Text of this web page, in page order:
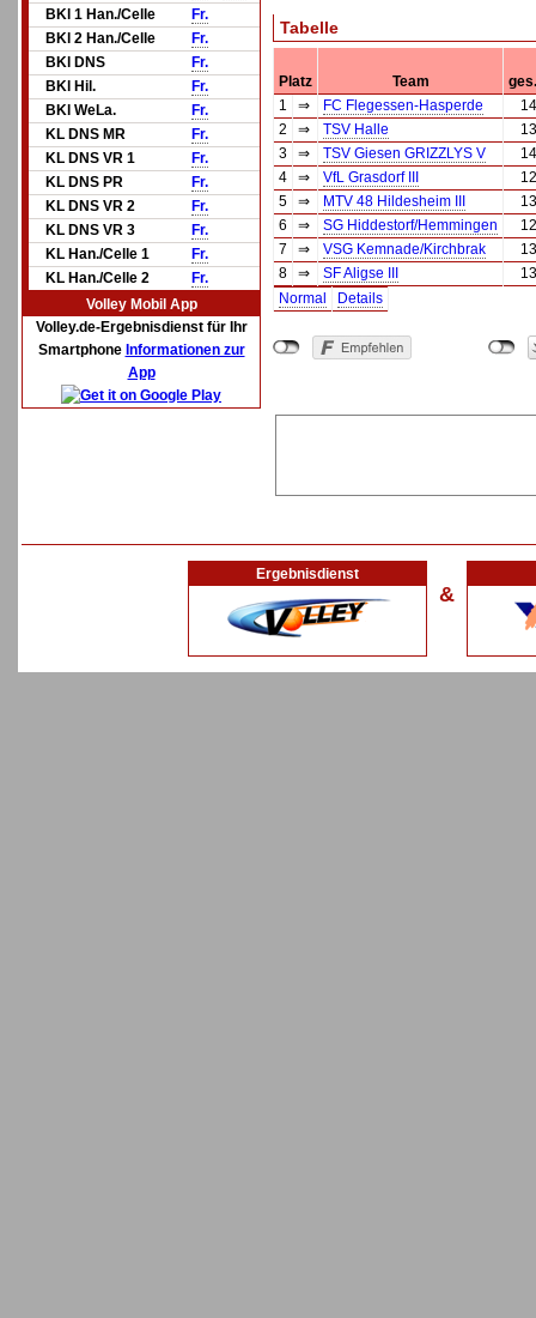
BKl 1 Han./Celle
Fr.
BKl 2 Han./Celle
Fr.
BKl DNS
Fr.
BKl Hil.
Fr.
BKl WeLa.
Fr.
KL DNS MR
Fr.
KL DNS VR 1
Fr.
KL DNS PR
Fr.
KL DNS VR 2
Fr.
KL DNS VR 3
Fr.
KL Han./Celle 1
Fr.
KL Han./Celle 2
Fr.
Volley Mobil App
Volley.de-Ergebnisdienst für Ihr
Smartphone Informationen zur
App
Tabelle
Platz Team
ges.
1
⇒ FC Flegessen-Hasperde
14
2
⇒ TSV Halle
13
3
⇒ TSV Giesen GRIZZLYS V
14
4
⇒ VfL Grasdorf III
12
5
⇒ MTV 48 Hildesheim III
13
6
⇒ SG Hiddestorf/Hemmingen
12
7
⇒ VSG Kemnade/Kirchbrak
13
8
⇒ SF Aligse III
13
Normal
Details
Ergebnisdienst
&